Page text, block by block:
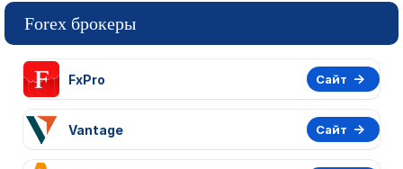
Forex брокеры
FxPro Сайт
Vantage Сайт